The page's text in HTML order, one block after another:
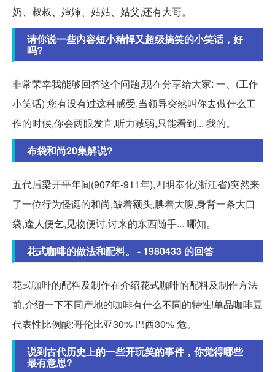
奶、叔叔、婶婶、姑姑、姑父,还有大哥。
请你说一些内容短小精悍又超级搞笑的小笑话，好
吗?
非常荣幸我能够回答这个问题,现在分享给大家: 一、(工作
小笑话) 您有没有过这种感受,当领导突然叫你去做什么工
作的时候,你会两眼发直,听力减弱,只能看到... 我的。
布袋和尚20集解说?
五代后梁开平年间(907年-911年),四明奉化(浙江省)突然来
了一位行为怪诞的和尚,皱着额头,腆着大腹,身背一条大口
袋,逢人便乞,见物便讨,讨来的东西随手... 哪知。
花式咖啡的做法和配料。 - 1980433 的回答
花式咖啡的配料及制作在介绍花式咖啡的配料及制作方法
前,介绍一下不同产地的咖啡有什么不同的特性!单品咖啡豆
代表性比例酸:哥伦比亚30% 巴西30% 危。
说到古代历史上的一些开玩笑的事件，你觉得哪些
最有意思?